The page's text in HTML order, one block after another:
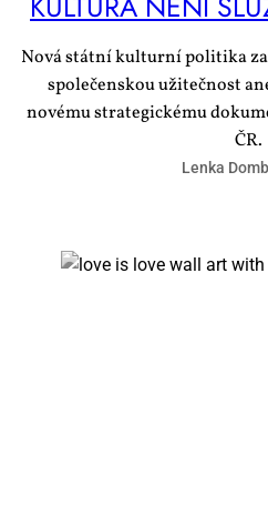
Nová státní kulturní politika
společenskou užitečnost
novému strategickému
ČR.
Lenka